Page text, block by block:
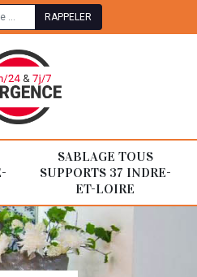
SABLAGE TOUS
SUPPORTS 37 INDRE-
ET-LOIRE